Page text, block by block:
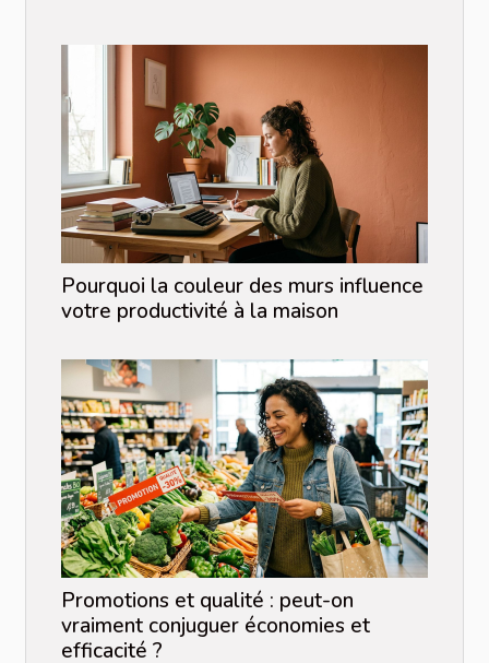
Pourquoi la couleur des murs influence
votre productivité à la maison
Promotions et qualité : peut-on
vraiment conjuguer économies et
efficacité ?